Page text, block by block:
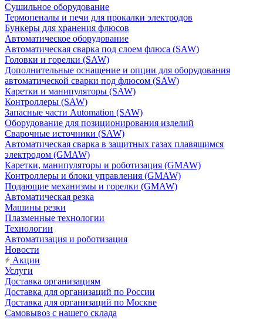
Сушильное оборудование
Термопеналы и печи для прокалки электродов
Бункеры для хранения флюсов
Автоматическое оборудование
Автоматическая сварка под слоем флюса (SAW)
Головки и горелки (SAW)
Дополнительные оснащение и опции для оборудования
автоматической сварки под флюсом (SAW)
Каретки и манипуляторы (SAW)
Контроллеры (SAW)
Запасные части Automation (SAW)
Оборудование для позиционирования изделий
Сварочные источники (SAW)
Автоматическая сварка в защитных газах плавящимся
электродом (GMAW)
Каретки, манипуляторы и роботизация (GMAW)
Контроллеры и блоки управления (GMAW)
Подающие механизмы и горелки (GMAW)
Автоматическая резка
Машины резки
Плазменные технологии
Технологии
Автоматизация и роботизация
Новости
Акции
Услуги
Доставка организациям
Доставка для организаций по России
Доставка для организаций по Москве
Самовывоз с нашего склада